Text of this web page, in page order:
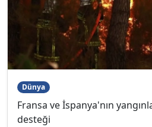
Dünya
Fransa ve İspanya'nın
desteği